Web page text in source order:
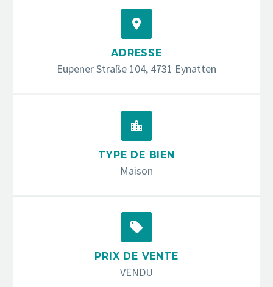


ADRESSE
Eupener Straße 104, 4731 Eynatten


TYPE DE BIEN
Maison


PRIX DE VENTE
VENDU